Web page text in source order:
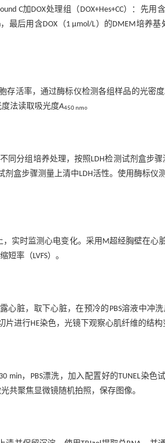
C加DOX处理组（DOX+Hes+CC）：先用
最后用含DOX（1 μmol/L）的DMEM培养基
存活率，通过酶标仪检测各组样品的光密
法读取吸光度A450 nm。
同分组培养处理，按照LDH检测试剂盒步
剂盒步骤测量上清中LDH活性。使用酶标仪
实时监测心电变化。采用M超经胸壁在心
率（LVFS）。
脏，取下心脏，在预冷的PBS溶液中冲
进行HE染色，光镜下观察心肌纤维的结构
，PBS漂洗，加入配置好的TUNEL染色
共聚焦显微镜随机拍照，保存图像。